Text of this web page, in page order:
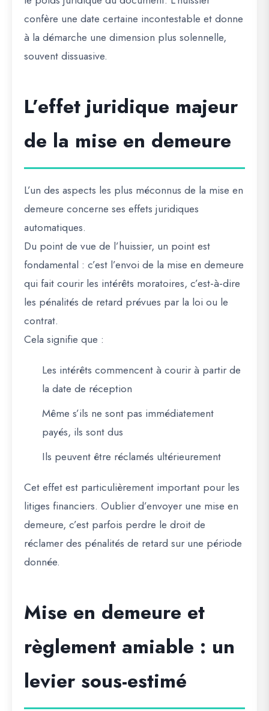
confère une date certaine incontestable et donne
à la démarche une dimension plus solennelle,
souvent dissuasive.
L’effet juridique majeur
de la mise en demeure
L’un des aspects les plus méconnus de la mise en
demeure concerne ses effets juridiques
automatiques.
Du point de vue de l’huissier, un point est
fondamental : c’est l’envoi de la mise en demeure
qui fait courir les intérêts moratoires, c’est-à-dire
les pénalités de retard prévues par la loi ou le
contrat.
Cela signifie que :
Les intérêts commencent à courir à partir de
la date de réception
Même s’ils ne sont pas immédiatement
payés, ils sont dus
Ils peuvent être réclamés ultérieurement
Cet effet est particulièrement important pour les
litiges financiers. Oublier d’envoyer une mise en
demeure, c’est parfois perdre le droit de
réclamer des pénalités de retard sur une période
donnée.
Mise en demeure et
règlement amiable : un
levier sous-estimé